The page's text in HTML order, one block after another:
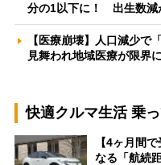
分の1以下に！ 出生数
【医療崩壊】人口減少で
見舞われ地域医療が限
快適クルマ生活 乗
【4ヶ月間
なる「航続